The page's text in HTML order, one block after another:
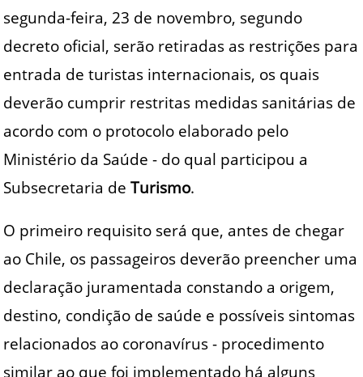
segunda-feira, 23 de novembro, segundo
decreto oficial, serão retiradas as restrições para
entrada de turistas internacionais, os quais
deverão cumprir restritas medidas sanitárias de
acordo com o protocolo elaborado pelo
Ministério da Saúde - do qual participou a
Subsecretaria deTurismo.
O primeiro requisito será que, antes de chegar
ao Chile, os passageiros deverão preencher uma
declaração juramentada constando a origem,
destino, condição de saúde e possíveis sintomas
relacionados ao coronavírus - procedimento
similar ao que foi implementado há alguns